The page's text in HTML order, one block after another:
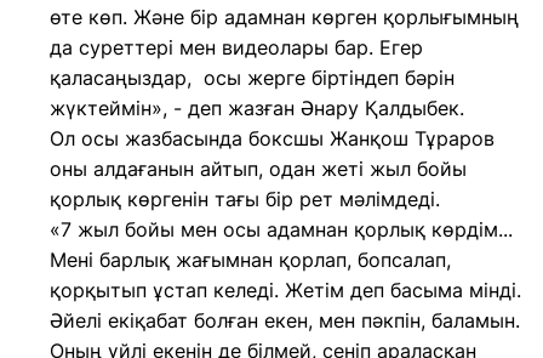
өте көп. Және бір адамнан көрген қорлығымның
да суреттері мен видеолары бар. Егер
қаласаңыздар, осы жерге біртіндеп бәрін
жүктеймін», - деп жазған Әнару Қалдыбек.
Ол осы жазбасында боксшы Жанқош Тұраров
оны алдағанын айтып, одан жеті жыл бойы
қорлық көргенін тағы бір рет мәлімдеді.
«7 жыл бойы мен осы адамнан қорлық көрдім...
Мені барлық жағымнан қорлап, бопсалап,
қорқытып ұстап келеді. Жетім деп басыма мінді.
Әйелі екіқабат болған екен, мен пәкпін, баламын.
Оның үйлі екенін де білмей, сеніп араласқан